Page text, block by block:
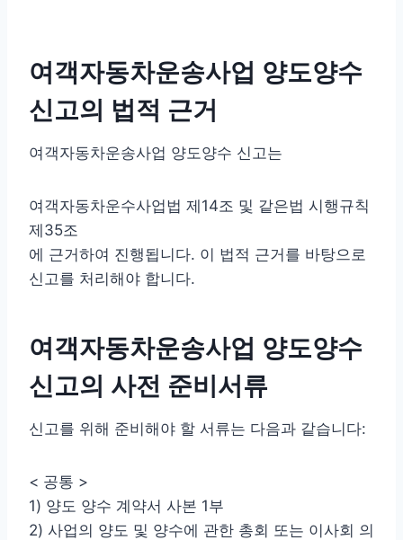
여객자동차운송사업 양도양수
신고의 법적 근거
여객자동차운송사업 양도양수 신고는
여객자동차운수사업법 제14조 및 같은법 시행규칙
제35조
에 근거하여 진행됩니다. 이 법적 근거를 바탕으로
신고를 처리해야 합니다.
여객자동차운송사업 양도양수
신고의 사전 준비서류
신고를 위해 준비해야 할 서류는 다음과 같습니다:
< 공통 >
1) 양도 양수 계약서 사본 1부
2) 사업의 양도 및 양수에 관한 총회 또는 이사회 의